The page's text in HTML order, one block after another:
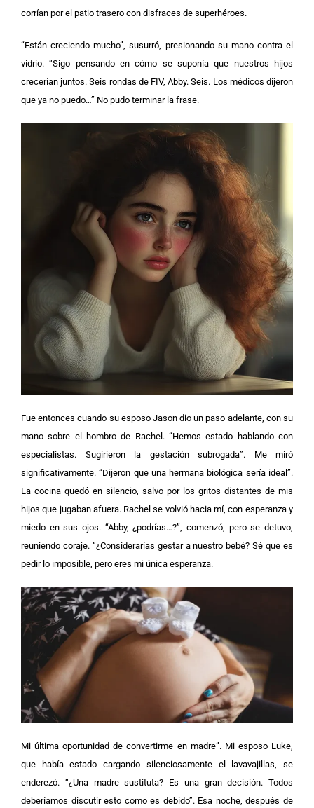
corrían por el patio trasero con disfraces de superhéroes.
“Están creciendo mucho”, susurró, presionando su mano contra el
vidrio. “Sigo pensando en cómo se suponía que nuestros hijos
crecerían juntos. Seis rondas de FIV, Abby. Seis. Los médicos dijeron
que ya no puedo…” No pudo terminar la frase.
Fue entonces cuando su esposo Jason dio un paso adelante, con su
mano sobre el hombro de Rachel. “Hemos estado hablando con
especialistas. Sugirieron la gestación subrogada”. Me miró
significativamente. “Dijeron que una hermana biológica sería ideal”.
La cocina quedó en silencio, salvo por los gritos distantes de mis
hijos que jugaban afuera. Rachel se volvió hacia mí, con esperanza y
miedo en sus ojos. “Abby, ¿podrías…?”, comenzó, pero se detuvo,
reuniendo coraje. “¿Considerarías gestar a nuestro bebé? Sé que es
pedir lo imposible, pero eres mi única esperanza.
Mi última oportunidad de convertirme en madre”. Mi esposo Luke,
que había estado cargando silenciosamente el lavavajillas, se
enderezó. “¿Una madre sustituta? Es una gran decisión. Todos
deberíamos discutir esto como es debido”. Esa noche, después de